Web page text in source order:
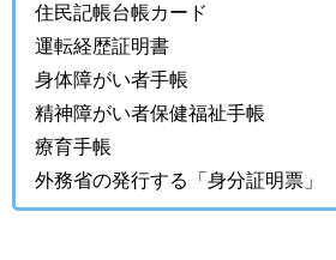
住民記帳台帳カード
運転経歴証明書
身体障がい者手帳
精神障がい者保健福祉手帳
療育手帳
外務省の発行する「身分証明票」